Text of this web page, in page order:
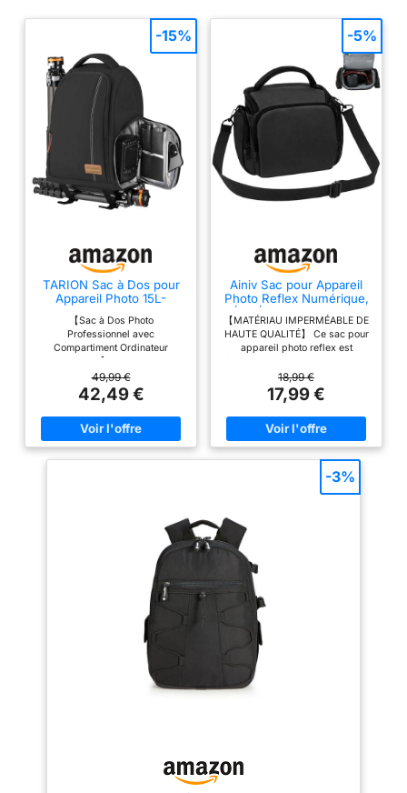
photo amovible avec filet
de protection pour
votre matériel
TARION Sac à Dos pour
Appareil Photo 15L-
Accès Latéral Rapide PC
15"
【Sac à Dos Photo
Professionnel avec
Compartiment Ordinateur
Portable 15"】Les 8 cloisons
rembourrées et amovibles sont
entièrement réorganisables
pour une protection optimale de
votre équipement. Un système
d'attache permet de fixer votre
trépied au fond du sac.
【Grande Capacité 15L】Ce sac
accessoires, iPad ou autres
tablettes. Les poches latérales
en mesh extensible accueillent
une bouteille ou un parapluie.
【Sac à Dos Photo Léger et
Compact】Dimensions : 41 x
31,5 x 16,5 cm pour seulement
1kg. Son poids léger en fait un
compagnon idéal pour explorer
la ville. Il respecte les normes
de bagage cabine de la plupart
des compagnies aériennes.
【Protection Tous Temps et
confortable et respirant, même
49,99 €
42,49 €
-15%
Ainiv Sac pour Appareil
Photo Reflex Numérique,
Étui Étanche Antichoc,
Noir
【MATÉRIAU IMPERMÉABLE DE
HAUTE QUALITÉ】 Ce sac pour
appareil photo reflex est
haute densité 600D, qui peut
protéger efficacement votre
appareil photo et votre
équipement photographique de
la pluie, et est résistant à
l'usure, antisalissure et résistant
aux rayures. La fermeture éclair
est en alliage de métal, qui est
lisse et antirouille, et le crochet
en alliage de haute qualité est
casser 【EXCELLENTE
CAPACITÉ DE PROTECTION】
Les dimensions extérieures sont
: 22 x 15 x 18 cm, et les
dimensions intérieures sont : 21
x 15 x 18 cm. Il peut accueillir 1
appareil photo + 2 objectifs +
téléphone portable +
accessoires. Joint Velcro de 18
mm, antichoc et décompression.
Le corps ultra-épais de 10 mm
offre une protection maximale à
votre appareil photo, et toutes
photo a deux poches sur le côté
18,99 €
17,99 €
-5%
-3%